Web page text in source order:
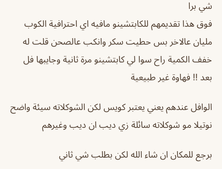
شي برا
فوق هذا تقديمهم للكابتشينو مافيه اي احترافية الكوب
مليان عالاخر بس حطيت سكر وانكب عالصحن قلت له
خفف الكمية راح سوا لي كابتشينو مرة ثانية وجايبها فل
بعد !! فهاوة غير طبيعية
الوافل عندهم يعني يعتبر كويس لكن الشوكلاته سيئة واضح
نوتيلا مو شوكلاته سائلة زي ديب ان ديب وغيرهم
برجع للمكان ان شاء الله لكن بطلب شي ثاني